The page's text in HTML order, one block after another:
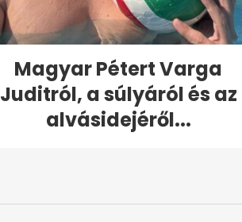
Magyar Pétert Varga
Juditról, a súlyáról és az
alvásidejéről...